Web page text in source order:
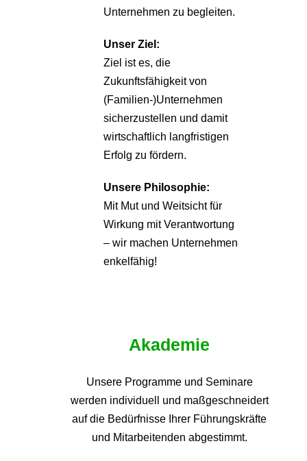
Unternehmen zu begleiten.
Unser Ziel:
Ziel ist es, die
Zukunftsfähigkeit von
(Familien-)Unternehmen
sicherzustellen und damit
wirtschaftlich langfristigen
Erfolg zu fördern.
Unsere Philosophie:
Mit Mut und Weitsicht für
Wirkung mit Verantwortung
– wir machen Unternehmen
enkelfähig!
Akademie
Unsere Programme und Seminare
werden individuell und maßgeschneidert
auf die Bedürfnisse Ihrer Führungskräfte
und Mitarbeitenden abgestimmt.